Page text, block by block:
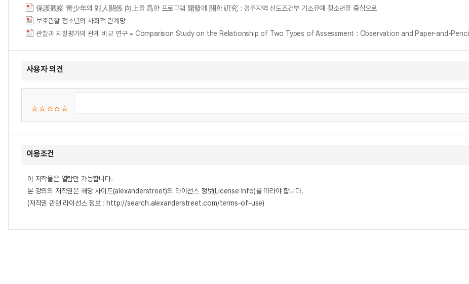
保護觀察 靑少年의 對人關係 向上을 爲한 프로그램 開發에 關한 硏究 : 경주지역 선도조건부 기소유예 청소년을 중심으로
보호관찰 청소년의 사회적 관계망
관찰과 지필평가의 관계 비교 연구 = Comparison Study on the Relationship of Two Types of Assessment : Observation and Paper-and-Pencil
사용자 의견
이용조건
이 저작물은 열람만 가능합니다.
본 강의의 저작권은 해당 사이트(alexanderstreet)의 라이선스 정보(License Info)를 따라야 합니다.
(저작권 관련 라이선스 정보 : http://search.alexanderstreet.com/terms-of-use)